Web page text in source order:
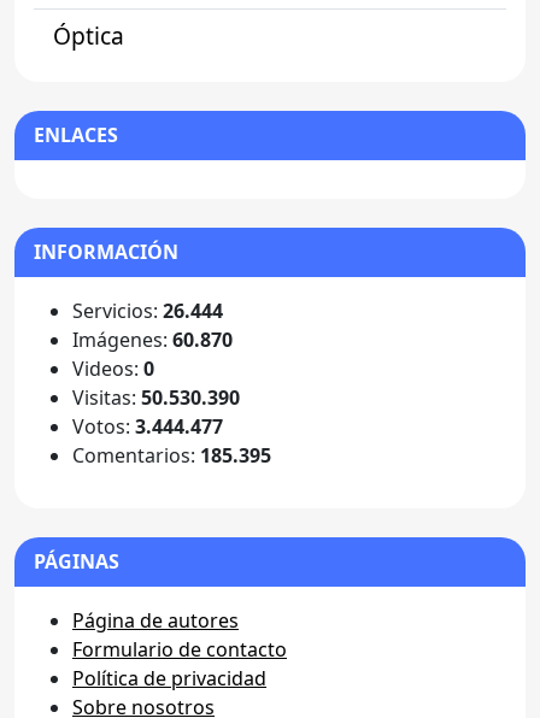
Óptica
ENLACES
INFORMACIÓN
Servicios: 26.444
Imágenes: 60.870
Videos: 0
Visitas: 50.530.390
Votos: 3.444.477
Comentarios: 185.395
PÁGINAS
Página de autores
Formulario de contacto
Política de privacidad
Sobre nosotros